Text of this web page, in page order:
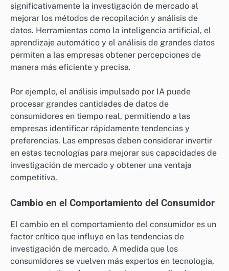
significativamente la investigación de mercado al
mejorar los métodos de recopilación y análisis de
datos. Herramientas como la inteligencia artificial, el
aprendizaje automático y el análisis de grandes datos
permiten a las empresas obtener percepciones de
manera más eficiente y precisa.
Por ejemplo, el análisis impulsado por IA puede
procesar grandes cantidades de datos de
consumidores en tiempo real, permitiendo a las
empresas identificar rápidamente tendencias y
preferencias. Las empresas deben considerar invertir
en estas tecnologías para mejorar sus capacidades de
investigación de mercado y obtener una ventaja
competitiva.
Cambio en el Comportamiento del Consumidor
El cambio en el comportamiento del consumidor es un
factor crítico que influye en las tendencias de
investigación de mercado. A medida que los
consumidores se vuelven más expertos en tecnología,